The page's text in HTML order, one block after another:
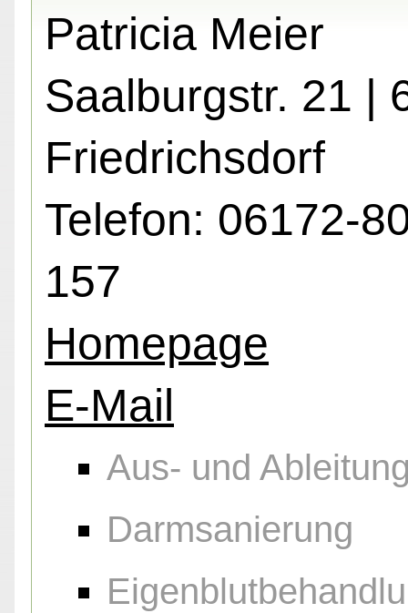
Patricia Meier
Saalburgstr. 21 |
Friedrichsdorf
Telefon: 06172-
157
Homepage
E-Mail
Aus- und
Darmsanierung